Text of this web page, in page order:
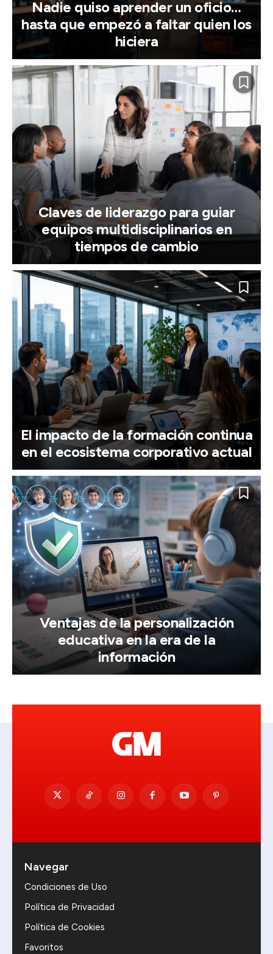
Nadie quiso aprender un oficio…
hasta que empezó a faltar quien los
hiciera
Claves de liderazgo para guiar
equipos multidisciplinarios en
tiempos de cambio
El impacto de la formación continua
en el ecosistema corporativo actual
Ventajas de la personalización
educativa en la era de la
información
Navegar
Condiciones de Uso
Política de Privacidad
Política de Cookies
Favoritos